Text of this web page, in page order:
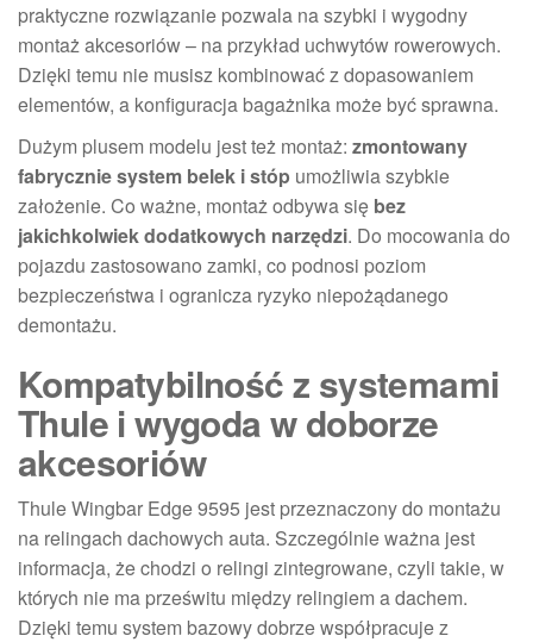
praktyczne rozwiązanie pozwala na szybki i wygodny
montaż akcesoriów – na przykład uchwytów rowerowych.
Dzięki temu nie musisz kombinować z dopasowaniem
elementów, a konfiguracja bagażnika może być sprawna.
Dużym plusem modelu jest też montaż: zmontowany
fabrycznie system belek i stóp umożliwia szybkie
założenie. Co ważne, montaż odbywa się bez
jakichkolwiek dodatkowych narzędzi. Do mocowania do
pojazdu zastosowano zamki, co podnosi poziom
bezpieczeństwa i ogranicza ryzyko niepożądanego
demontażu.
Kompatybilność z systemami
Thule i wygoda w doborze
akcesoriów
Thule Wingbar Edge 9595 jest przeznaczony do montażu
na relingach dachowych auta. Szczególnie ważna jest
informacja, że chodzi o relingi zintegrowane, czyli takie, w
których nie ma prześwitu między relingiem a dachem.
Dzięki temu system bazowy dobrze współpracuje z